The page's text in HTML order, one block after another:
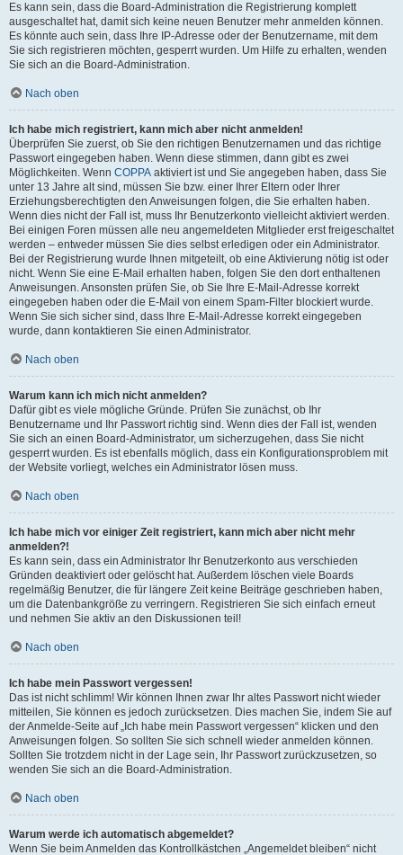
Es kann sein, dass die Board-Administration die Registrierung komplett
ausgeschaltet hat, damit sich keine neuen Benutzer mehr anmelden können.
Es könnte auch sein, dass Ihre IP-Adresse oder der Benutzername, mit dem
Sie sich registrieren möchten, gesperrt wurden. Um Hilfe zu erhalten, wenden
Sie sich an die Board-Administration.
Nach oben
Ich habe mich registriert, kann mich aber nicht anmelden!
Überprüfen Sie zuerst, ob Sie den richtigen Benutzernamen und das richtige
Passwort eingegeben haben. Wenn diese stimmen, dann gibt es zwei
Möglichkeiten. Wenn COPPA aktiviert ist und Sie angegeben haben, dass Sie
unter 13 Jahre alt sind, müssen Sie bzw. einer Ihrer Eltern oder Ihrer
Erziehungsberechtigten den Anweisungen folgen, die Sie erhalten haben.
Wenn dies nicht der Fall ist, muss Ihr Benutzerkonto vielleicht aktiviert werden.
Bei einigen Foren müssen alle neu angemeldeten Mitglieder erst freigeschaltet
werden – entweder müssen Sie dies selbst erledigen oder ein Administrator.
Bei der Registrierung wurde Ihnen mitgeteilt, ob eine Aktivierung nötig ist oder
nicht. Wenn Sie eine E-Mail erhalten haben, folgen Sie den dort enthaltenen
Anweisungen. Ansonsten prüfen Sie, ob Sie Ihre E-Mail-Adresse korrekt
eingegeben haben oder die E-Mail von einem Spam-Filter blockiert wurde.
Wenn Sie sich sicher sind, dass Ihre E-Mail-Adresse korrekt eingegeben
wurde, dann kontaktieren Sie einen Administrator.
Nach oben
Warum kann ich mich nicht anmelden?
Dafür gibt es viele mögliche Gründe. Prüfen Sie zunächst, ob Ihr
Benutzername und Ihr Passwort richtig sind. Wenn dies der Fall ist, wenden
Sie sich an einen Board-Administrator, um sicherzugehen, dass Sie nicht
gesperrt wurden. Es ist ebenfalls möglich, dass ein Konfigurationsproblem mit
der Website vorliegt, welches ein Administrator lösen muss.
Nach oben
Ich habe mich vor einiger Zeit registriert, kann mich aber nicht mehr
anmelden?!
Es kann sein, dass ein Administrator Ihr Benutzerkonto aus verschieden
Gründen deaktiviert oder gelöscht hat. Außerdem löschen viele Boards
regelmäßig Benutzer, die für längere Zeit keine Beiträge geschrieben haben,
um die Datenbankgröße zu verringern. Registrieren Sie sich einfach erneut
und nehmen Sie aktiv an den Diskussionen teil!
Nach oben
Ich habe mein Passwort vergessen!
Das ist nicht schlimm! Wir können Ihnen zwar Ihr altes Passwort nicht wieder
mitteilen, Sie können es jedoch zurücksetzen. Dies machen Sie, indem Sie auf
der Anmelde-Seite auf „Ich habe mein Passwort vergessen“ klicken und den
Anweisungen folgen. So sollten Sie sich schnell wieder anmelden können.
Sollten Sie trotzdem nicht in der Lage sein, Ihr Passwort zurückzusetzen, so
wenden Sie sich an die Board-Administration.
Nach oben
Warum werde ich automatisch abgemeldet?
Wenn Sie beim Anmelden das Kontrollkästchen „Angemeldet bleiben“ nicht